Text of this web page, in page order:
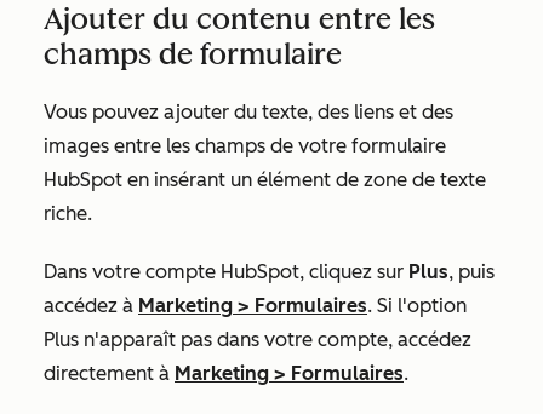
Ajouter du contenu entre les
champs de formulaire
Vous pouvez ajouter du texte, des liens et des
images entre les champs de votre formulaire
HubSpot en insérant un élément de zone de texte
riche.
Dans votre compte HubSpot, cliquez sur Plus, puis
accédez à Marketing > Formulaires. Si l'option
Plus n'apparaît pas dans votre compte, accédez
directement à Marketing > Formulaires.